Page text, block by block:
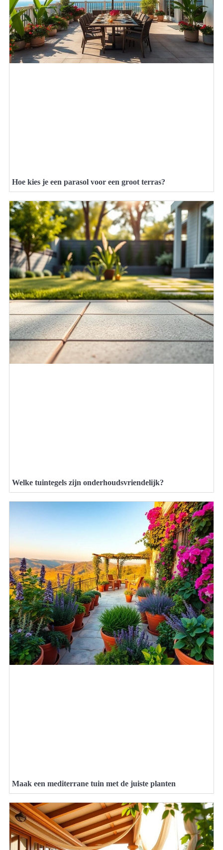
Hoe kies je een parasol voor een groot terras?
Welke tuintegels zijn onderhoudsvriendelijk?
Maak een mediterrane tuin met de juiste planten